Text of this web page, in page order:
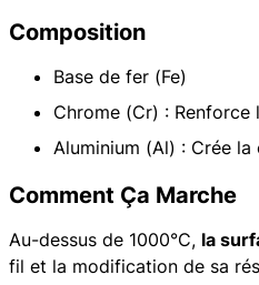
Composition
Base de fer (Fe)
Chrome (Cr) :
Aluminium (Al) : Crée
Comment Ça Marche
Au-dessus de 1000°C, la
fil et la modification de sa